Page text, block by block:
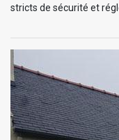
stricts de sécurité et